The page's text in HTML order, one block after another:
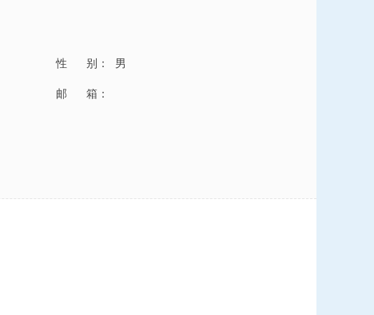
性 别： 男
邮 箱：